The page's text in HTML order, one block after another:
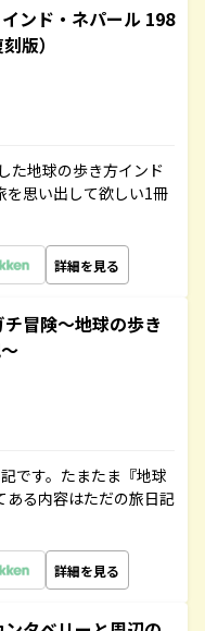
ンド・ネパール 198
版）
た地球の歩き方インド
思い出して欲しい1冊
詳細を見る
冒険～地球の歩き
です。たまたま『地球
ある内容はただの旅日記
詳細を見る